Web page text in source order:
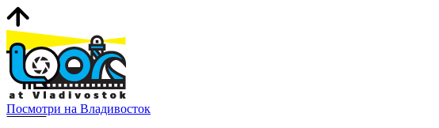
Посмотри на Владивосток